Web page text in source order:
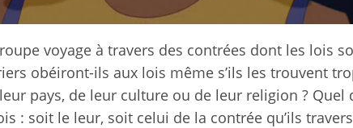
voyage à travers des contrées dont les lois
obéiront-ils aux lois même s’ils les trouvent
pays, de leur culture ou de leur religion ?
: soit le leur, soit celui de la contrée qu’ils